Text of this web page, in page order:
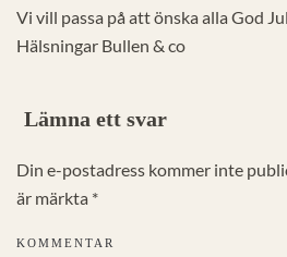
Vi vill passa på att önska alla God
Hälsningar Bullen & co
Lämna ett svar
Din e-postadress kommer inte
är märkta *
KOMMENTAR